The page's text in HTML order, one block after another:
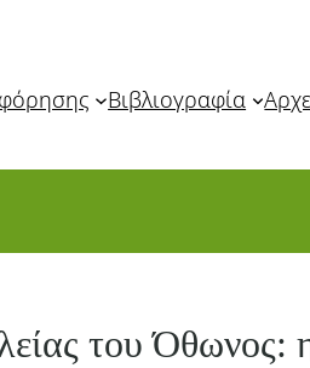
Βιβλιογραφία
του Όθωνος: